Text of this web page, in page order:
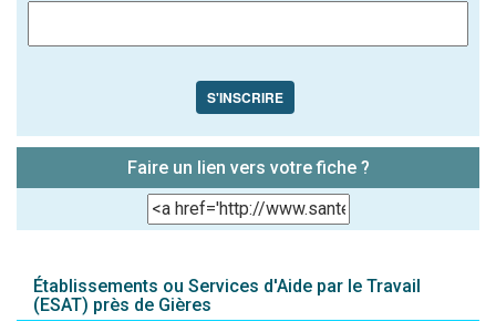
S'INSCRIRE
Faire un lien vers votre fiche ?
Établissements ou Services d'Aide par le Travail
(ESAT) près de Gières